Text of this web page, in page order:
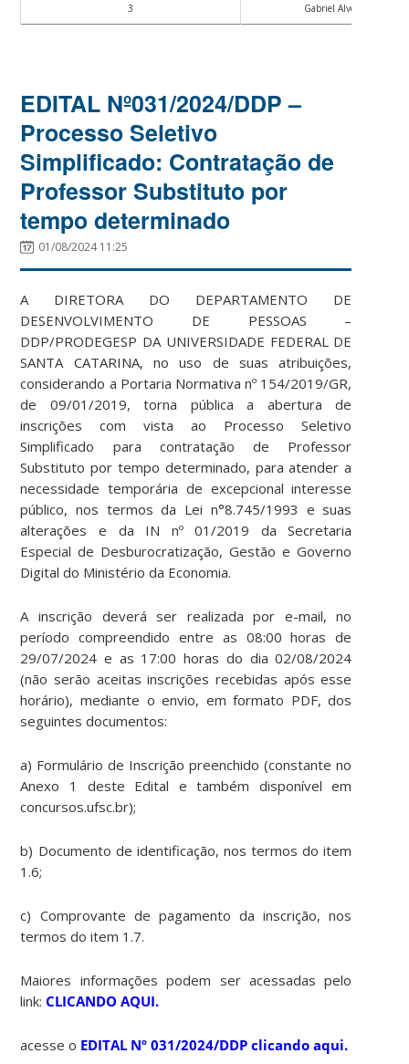
3 Gabriel Alves Abade
EDITAL Nº031/2024/DDP –
Processo Seletivo
Simplificado: Contratação de
Professor Substituto por
tempo determinado
01/08/2024 11:25
A DIRETORA DO DEPARTAMENTO DE
DESENVOLVIMENTO DE PESSOAS –
DDP/PRODEGESP DA UNIVERSIDADE FEDERAL DE
SANTA CATARINA, no uso de suas atribuições,
considerando a Portaria Normativa nº 154/2019/GR,
de 09/01/2019, torna pública a abertura de
inscrições com vista ao Processo Seletivo
Simplificado para contratação de Professor
Substituto por tempo determinado, para atender a
necessidade temporária de excepcional interesse
público, nos termos da Lei n°8.745/1993 e suas
alterações e da IN nº 01/2019 da Secretaria
Especial de Desburocratização, Gestão e Governo
Digital do Ministério da Economia.
A inscrição deverá ser realizada por e-mail, no
período compreendido entre as 08:00 horas de
29/07/2024 e as 17:00 horas do dia 02/08/2024
(não serão aceitas inscrições recebidas após esse
horário), mediante o envio, em formato PDF, dos
seguintes documentos:
a) Formulário de Inscrição preenchido (constante no
Anexo 1 deste Edital e também disponível em
concursos.ufsc.br);
b) Documento de identificação, nos termos do item
1.6;
c) Comprovante de pagamento da inscrição, nos
termos do item 1.7.
Maiores informações podem ser acessadas pelo
link:CLICANDO AQUI.
acesse o EDITAL Nº 031/2024/DDP clicando aqui.